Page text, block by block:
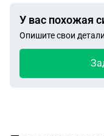
У вас похожая
Опишите свои